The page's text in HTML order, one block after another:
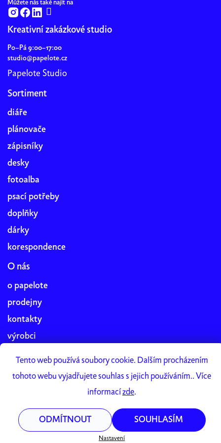
Tento web používá soubory cookie. Dalším procházením
tohoto webu vyjadřujete souhlas s jejich používáním.. Více
informacízde.
Nastavení
ODMÍTNOUT SOUHLASÍM
Můžete nás také najít na
Kreativní zakázkové studio
Po–Pá 9:00–17:00
studio@papelote.cz
Papelote Studio
Sortiment
diáře
plánovače
zápisníky
desky
fotoalba
psací potřeby
doplňky
dárky
korespondence
O nás
o papelote
prodejny
kontakty
výrobci
práce v papelote
Vytvořil Shoptet Premium
. Všechna práva vyhrazena.